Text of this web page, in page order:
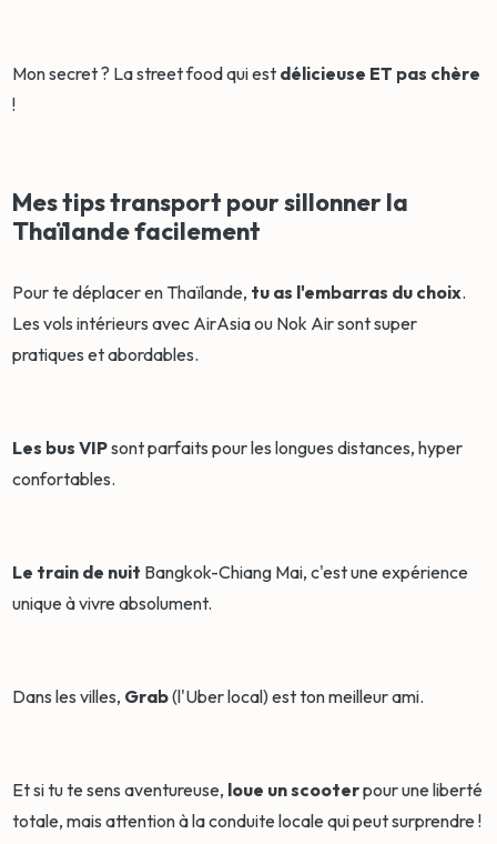
Mon secret ? La street food qui est délicieuse ET pas chère
!
Mes tips transport pour sillonner la
Thaïlande facilement
Pour te déplacer en Thaïlande, tu as l'embarras du choix.
Les vols intérieurs avec AirAsia ou Nok Air sont super
pratiques et abordables.
Les bus VIPsont parfaits pour les longues distances, hyper
confortables.
Le train de nuit Bangkok-Chiang Mai, c'est une expérience
unique à vivre absolument.
Dans les villes, Grab(l'Uber local) est ton meilleur ami.
Et si tu te sens aventureuse, loue un scooterpour une liberté
totale, mais attention à la conduite locale qui peut surprendre !